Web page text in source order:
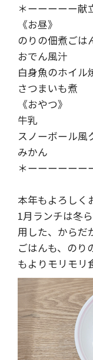
＊ーーーーー献
《お昼》
のりの佃煮ごは
おでん風汁
白身魚のホイル
さつまいも煮
《おやつ》
牛乳
スノーボール風
みかん
＊ーーーーーー
本年もよろしく
1月ランチは冬
用した、からだ
ごはんも、のり
もよりモリモリ